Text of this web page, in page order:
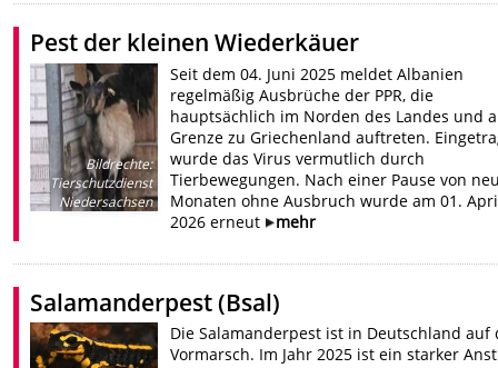
Pest der kleinen Wiederkäuer
Bildrechte:
Tierschutzdienst
Niedersachsen
Seit dem 04. Juni 2025 meldet Albanien
regelmäßig Ausbrüche der PPR, die
hauptsächlich im Norden des Landes und
Grenze zu Griechenland auftreten.
wurde das Virus vermutlich durch
Tierbewegungen. Nach einer Pause von
Monaten ohne Ausbruch wurde am 01.
2026 erneut
mehr
Salamanderpest (Bsal)
Die Salamanderpest ist in Deutschland auf
Vormarsch. Im Jahr 2025 ist ein starker